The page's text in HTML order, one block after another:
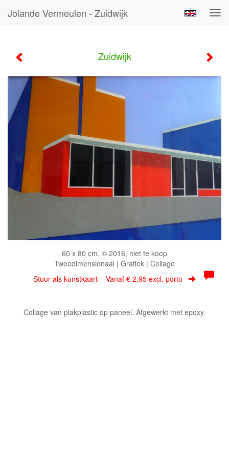
Jolande Vermeulen - Zuidwijk
Zuidwijk
60 x 80 cm, © 2016, niet te koop
Tweedimensionaal | Grafiek | Collage
Stuur als kunstkaart Vanaf € 2,95 excl. porto
Collage van plakplastic op paneel. Afgewerkt met epoxy.